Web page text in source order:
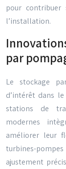
pour contribuer
l’installation.
par
Le stockage
d’intérêt dans
stations de
modernes
améliorer leur
turbines-
ajustement